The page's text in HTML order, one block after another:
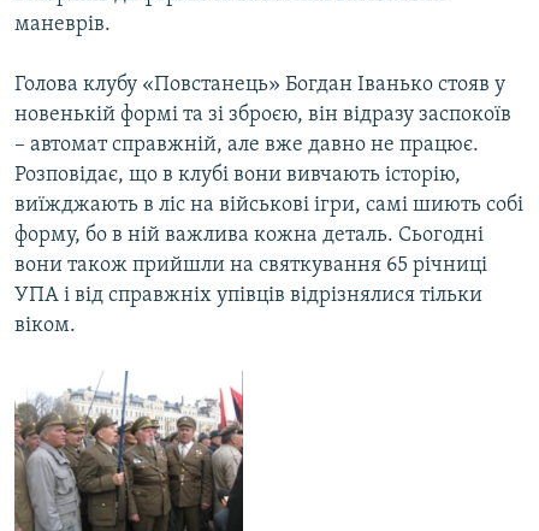
маневрів.
Голова клубу «Повстанець» Богдан Іванько стояв у
новенькій формі та зі зброєю, він відразу заспокоїв
– автомат справжній, але вже давно не працює.
Розповідає, що в клубі вони вивчають історію,
виїжджають в ліс на військові ігри, самі шиють собі
форму, бо в ній важлива кожна деталь. Сьогодні
вони також прийшли на святкування 65 річниці
УПА і від справжніх упівців відрізнялися тільки
віком.